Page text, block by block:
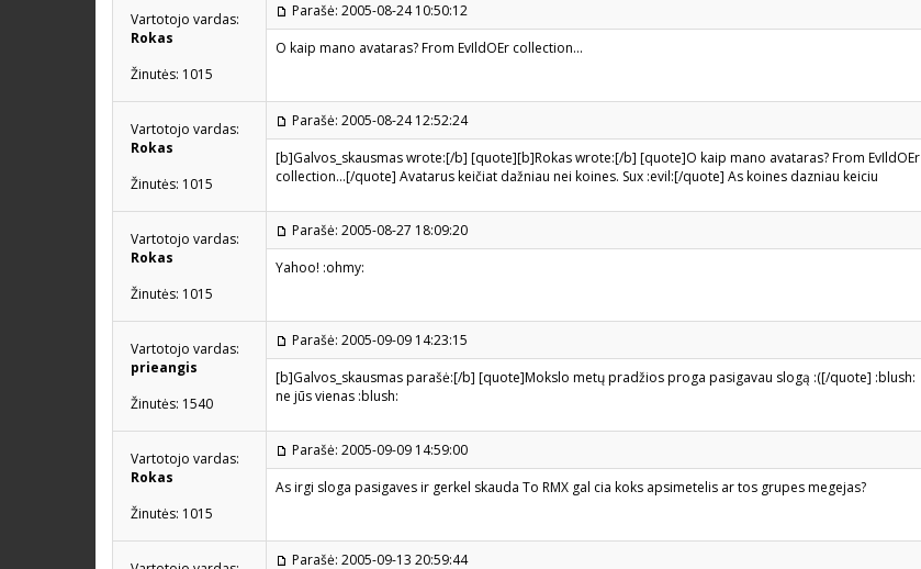
Vartotojo vardas:
Rokas
Žinutės: 1015
Parašė: 2005-08-24 10:50:12
O kaip mano avataras? From EvIldOEr collection...
Vartotojo vardas:
Rokas
Žinutės: 1015
Parašė: 2005-08-24 12:52:24
[b]Galvos_skausmas wrote:[/b] [quote][b]Rokas wrote:[/b] [quote]O kaip mano avataras? From EvIldOEr
collection...[/quote] Avatarus keičiat dažniau nei koines. Sux :evil:[/quote] As koines dazniau keiciu
Vartotojo vardas:
Rokas
Žinutės: 1015
Parašė: 2005-08-27 18:09:20
Yahoo! :ohmy:
Vartotojo vardas:
prieangis
Žinutės: 1540
Parašė: 2005-09-09 14:23:15
[b]Galvos_skausmas parašė:[/b] [quote]Mokslo metų pradžios proga pasigavau slogą :([/quote] :blush:
ne jūs vienas :blush:
Vartotojo vardas:
Rokas
Žinutės: 1015
Parašė: 2005-09-09 14:59:00
As irgi sloga pasigaves ir gerkel skauda To RMX gal cia koks apsimetelis ar tos grupes megejas?
Parašė: 2005-09-13 20:59:44